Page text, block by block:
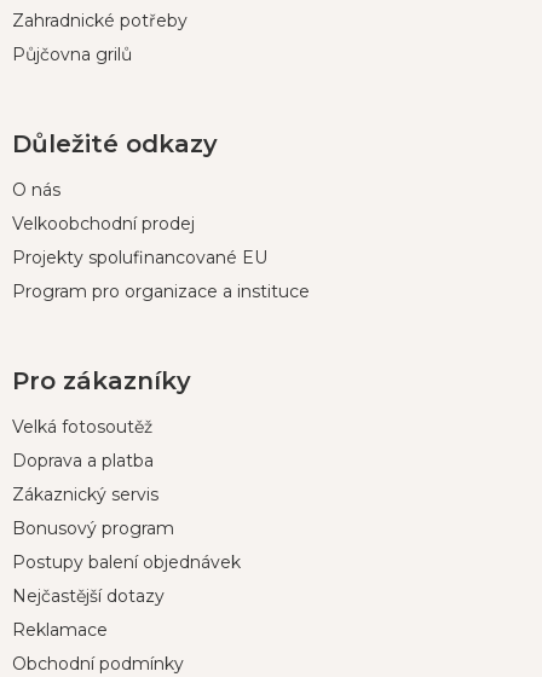
Zahradnické potřeby
Půjčovna grilů
Důležité odkazy
O nás
Velkoobchodní prodej
Projekty spolufinancované EU
Program pro organizace a instituce
Pro zákazníky
Velká fotosoutěž
Doprava a platba
Zákaznický servis
Bonusový program
Postupy balení objednávek
Nejčastější dotazy
Reklamace
Obchodní podmínky